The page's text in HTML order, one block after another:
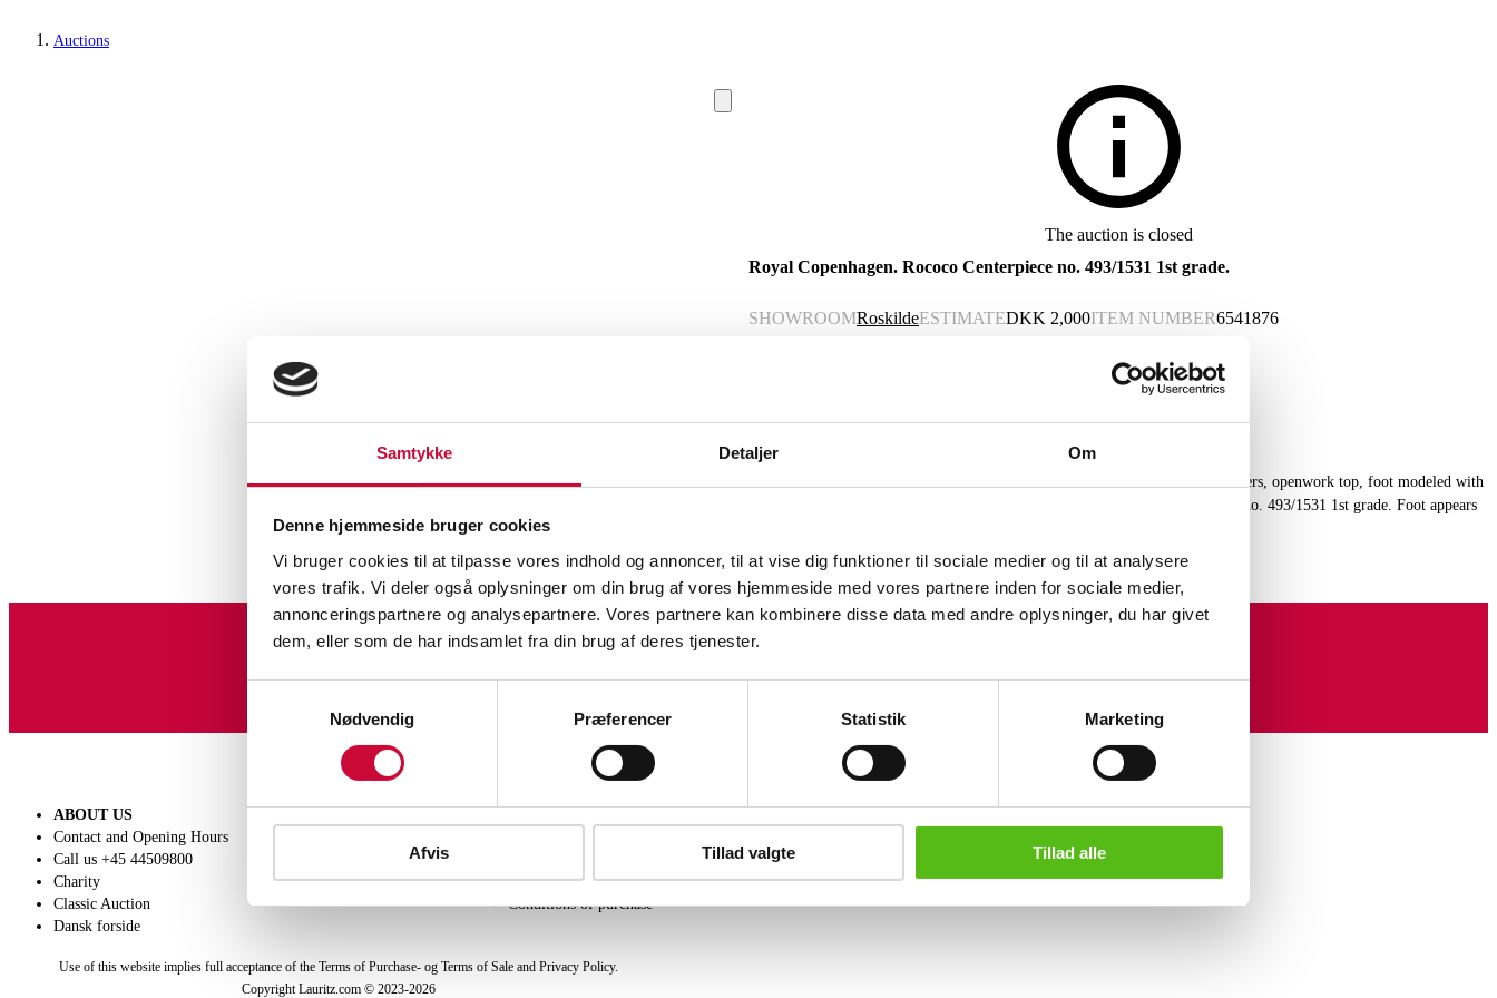
Samtykke Detaljer Om
Denne hjemmeside bruger cookies
Vi bruger cookies til at tilpasse vores indhold og annoncer, til at vise dig funktioner til sociale medier og til at analysere
vores trafik. Vi deler også oplysninger om din brug af vores hjemmeside med vores partnere inden for sociale medier,
annonceringspartnere og analysepartnere. Vores partnere kan kombinere disse data med andre oplysninger, du har givet
dem, eller som de har indsamlet fra din brug af deres tjenester.
Nødvendig
Præferencer Statistik Marketing
Afvis Tillad valgte Tillad alle
Auctions
The auction is closed
Royal Copenhagen. Rococo Centerpiece no. 493/1531 1st grade.
SHOWROOMRoskildeESTIMATEDKK 2,000ITEM NUMBER6541876
Royal Copenhagen. Rococo centerpiece decorated in colors and gold with flowers, openwork top, foot modeled with
rocaille and putto, stamped Royal Copenhagen, Denmark. Early 20th century. no. 493/1531 1st grade. Foot appears
Similar lots
ABOUT US
Contact and Opening Hours
Call us +45 44509800
Charity
Classic Auction
Dansk forside
Conditions of sale
Privacy Policy
Conditions of purchase
Use of this website implies full acceptance of the Terms of Purchase- og Terms of Sale and Privacy Policy.
Copyright Lauritz.com © 2023-2026